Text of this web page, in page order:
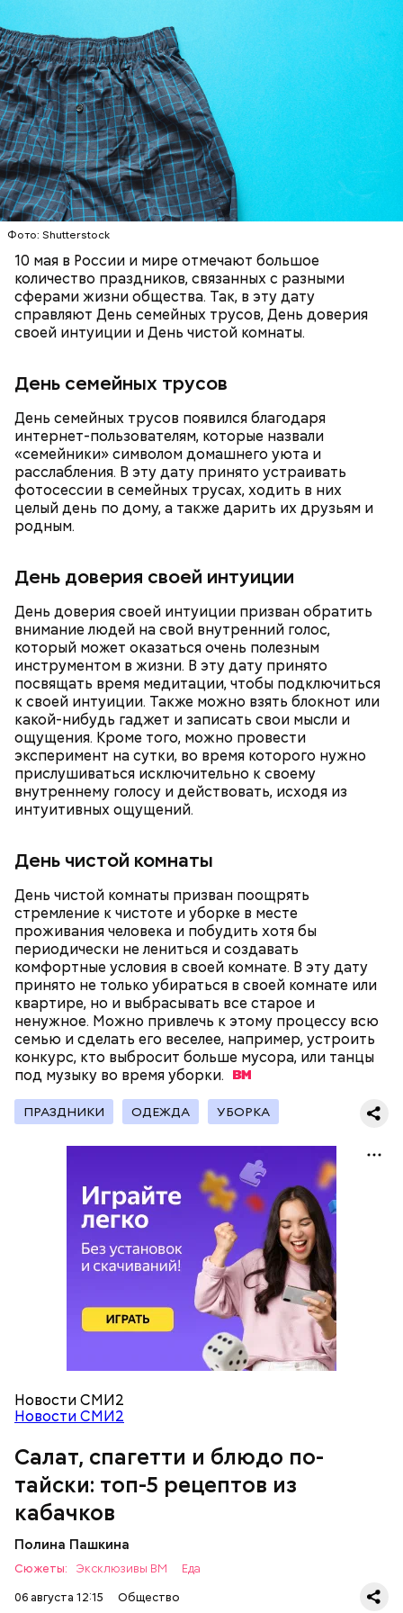
Фото: Shutterstock
10 мая в России и мире отмечают большое
количество праздников, связанных с разными
сферами жизни общества. Так, в эту дату
справляют День семейных трусов, День доверия
своей интуиции и День чистой комнаты.
День семейных трусов
День семейных трусов появился благодаря
интернет-пользователям, которые назвали
«семейники» символом домашнего уюта и
расслабления. В эту дату принято устраивать
фотосессии в семейных трусах, ходить в них
целый день по дому, а также дарить их друзьям и
родным.
День доверия своей интуиции
День доверия своей интуиции призван обратить
внимание людей на свой внутренний голос,
который может оказаться очень полезным
инструментом в жизни. В эту дату принято
посвящать время медитации, чтобы подключиться
к своей интуиции. Также можно взять блокнот или
какой-нибудь гаджет и записать свои мысли и
ощущения. Кроме того, можно провести
эксперимент на сутки, во время которого нужно
прислушиваться исключительно к своему
внутреннему голосу и действовать, исходя из
интуитивных ощущений.
День чистой комнаты
День чистой комнаты призван поощрять
стремление к чистоте и уборке в месте
проживания человека и побудить хотя бы
периодически не лениться и создавать
комфортные условия в своей комнате. В эту дату
принято не только убираться в своей комнате или
квартире, но и выбрасывать все старое и
ненужное. Можно привлечь к этому процессу всю
семью и сделать его веселее, например, устроить
конкурс, кто выбросит больше мусора, или танцы
под музыку во времяуборки.
ПРАЗДНИКИ ОДЕЖДА УБОРКА
Новости СМИ2
Новости СМИ2
Салат, спагетти и блюдо по-
тайски: топ-5 рецептов из
кабачков
Полина Пашкина
Сюжеты: Эксклюзивы ВМ
Еда
06 августа 12:15
Общество
петрушка;
— Кабачки, порезанные кубиками, нужно легко
обжарить на сковороде. К ним добавляются зелень
петрушки, чеснок, соль и оливковое масло.
Получается очень вкусно, — поделился рецептом
Копылов.
Спагетти из кабачков
Ингредиенты:
помидоры черри либо грунтовые.
Однако диетолог предупредила: не для всех дыня
может быть полезна. В первую очередь ее стоит
есть с осторожностью людям:
лишним весом.
— В дыне содержится много сахара, который
представлен фруктозой. С одной стороны — это
хорошо, потому что дает энергию. Но важно
увлекаться, так же как и арбузами, людям с
подчеркнула доктор.
продукты и напитки, которые
выводят токсины из организма
Ранние плоды, по словам врача, лучше не есть:
беременным, кормящим женщинам;
людям с ослабленной иммунной системой;
пожилым;
детям.
рака: чем полезен кресс-салат